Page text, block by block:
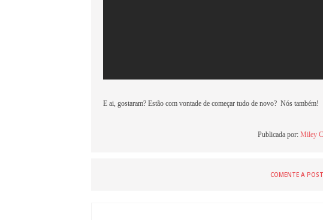
E ai, gostaram? Estão com vontade de começar tudo de novo? Nós também!
Publicada por: Miley
COMENTE A